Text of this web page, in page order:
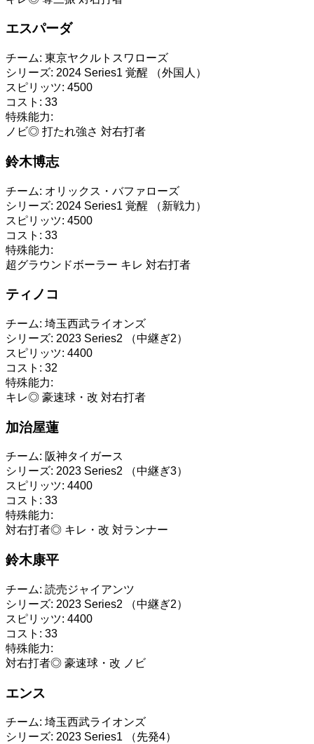
エスパーダ
チーム: 東京ヤクルトスワローズ
シリーズ: 2024 Series1 覚醒 （外国人）
スピリッツ: 4500
コスト: 33
特殊能力:
ノビ◎ 打たれ強さ 対右打者
鈴木博志
チーム: オリックス・バファローズ
シリーズ: 2024 Series1 覚醒 （新戦力）
スピリッツ: 4500
コスト: 33
特殊能力:
超グラウンドボーラー キレ 対右打者
ティノコ
チーム: 埼玉西武ライオンズ
シリーズ: 2023 Series2 （中継ぎ2）
スピリッツ: 4400
コスト: 32
特殊能力:
キレ◎ 豪速球・改 対右打者
加治屋蓮
チーム: 阪神タイガース
シリーズ: 2023 Series2 （中継ぎ3）
スピリッツ: 4400
コスト: 33
特殊能力:
対右打者◎ キレ・改 対ランナー
鈴木康平
チーム: 読売ジャイアンツ
シリーズ: 2023 Series2 （中継ぎ2）
スピリッツ: 4400
コスト: 33
特殊能力:
対右打者◎ 豪速球・改 ノビ
エンス
チーム: 埼玉西武ライオンズ
シリーズ: 2023 Series1 （先発4）